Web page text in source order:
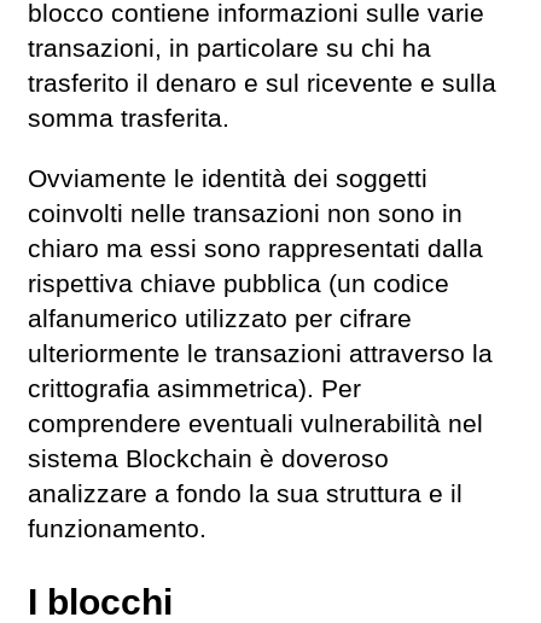
blocco contiene informazioni sulle varie
transazioni, in particolare su chi ha
trasferito il denaro e sul ricevente e sulla
somma trasferita.
Ovviamente le identità dei soggetti
coinvolti nelle transazioni non sono in
chiaro ma essi sono rappresentati dalla
rispettiva chiave pubblica (un codice
alfanumerico utilizzato per cifrare
ulteriormente le transazioni attraverso la
crittografia asimmetrica). Per
comprendere eventuali vulnerabilità nel
sistema Blockchain è doveroso
analizzare a fondo la sua struttura e il
funzionamento.
I blocchi